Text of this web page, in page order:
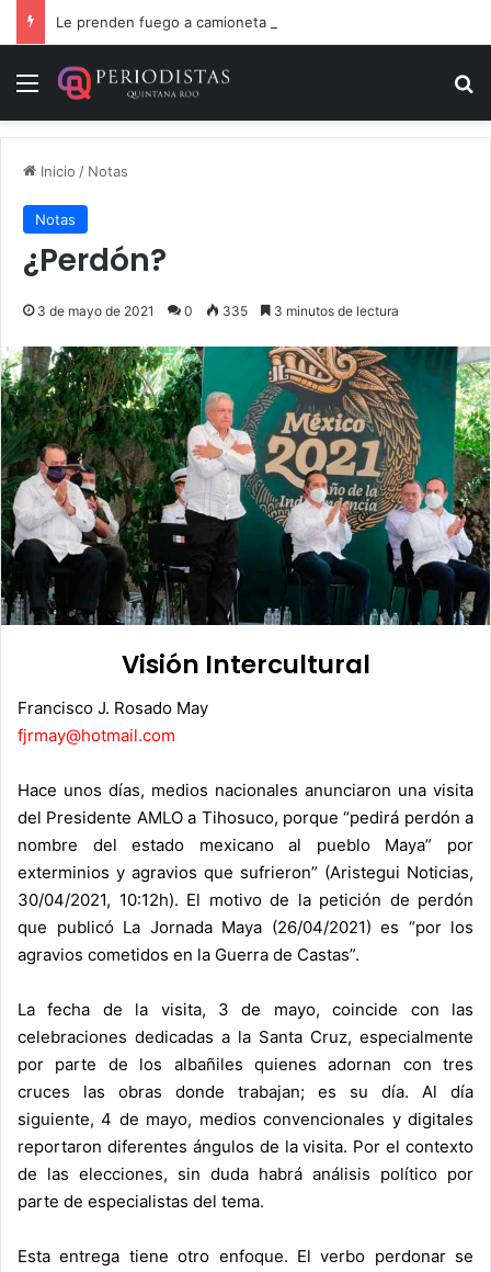
Menú
Inicio / Notas
Notas
¿Perdón?
3 de mayo de 2021 0 335 3 minutos de lectura
Visión Intercultural
Francisco J. Rosado May
fjrmay@hotmail.com
Hace unos días, medios nacionales anunciaron una visita
del Presidente AMLO a Tihosuco, porque “pedirá perdón a
nombre del estado mexicano al pueblo Maya” por
exterminios y agravios que sufrieron” (Aristegui Noticias,
30/04/2021, 10:12h). El motivo de la petición de perdón
que publicó La Jornada Maya (26/04/2021) es “por los
agravios cometidos en la Guerra de Castas”.
La fecha de la visita, 3 de mayo, coincide con las
celebraciones dedicadas a la Santa Cruz, especialmente
por parte de los albañiles quienes adornan con tres
cruces las obras donde trabajan; es su día. Al día
siguiente, 4 de mayo, medios convencionales y digitales
reportaron diferentes ángulos de la visita. Por el contexto
de las elecciones, sin duda habrá análisis político por
parte de especialistas del tema.
Esta entrega tiene otro enfoque. El verbo perdonar se